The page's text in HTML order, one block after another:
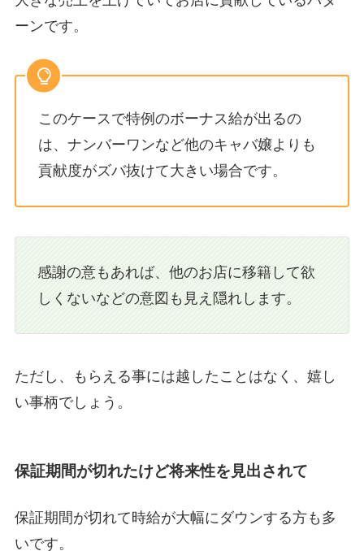
ーンです。
このケースで特例のボーナス給が出るの
は、ナンバーワンなど他のキャバ嬢よりも
貢献度がズバ抜けて大きい場合です。
感謝の意もあれば、他のお店に移籍して欲
しくないなどの意図も見え隠れします。
ただし、もらえる事には越したことはなく、嬉し
い事柄でしょう。
保証期間が切れたけど将来性を見出されて
保証期間が切れて時給が大幅にダウンする方も多
いです。